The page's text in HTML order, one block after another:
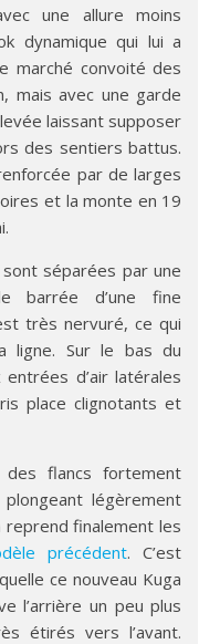
une allure moins
dynamique qui lui a
marché convoité des
mais avec une garde
laissant supposer
des sentiers battus.
par de larges
et la monte en 19
séparées par une
barrée d’une fine
très nervuré, ce qui
ligne. Sur le bas du
d’air latérales
place clignotants et
flancs fortement
légèrement
reprend finalement les
précédent. C’est
ce nouveau Kuga
l’arrière un peu plus
étirés vers l’avant.